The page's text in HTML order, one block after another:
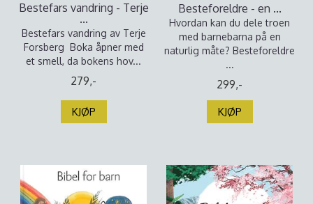
Bestefars vandring - Terje
...
Bestefars vandring av Terje
Forsberg Boka åpner med
et smell, da bokens hov...
279,-
KJØP
Besteforeldre - en ...
Hvordan kan du dele troen
med barnebarna på en
naturlig måte? Besteforeldre
...
299,-
KJØP